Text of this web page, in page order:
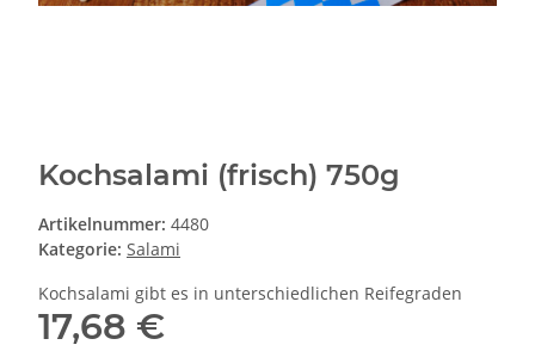
Kochsalami (frisch) 750g
Artikelnummer: 4480
Kategorie: Salami
Kochsalami gibt es in unterschiedlichen Reifegraden
17,68 €